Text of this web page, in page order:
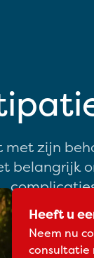
met zijn
belangrijk
Heeft u
Neem nu
consultatie